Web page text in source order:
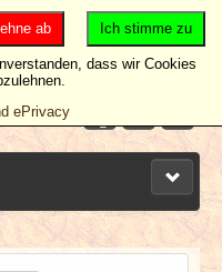
Ich stimme zu
ab
dass wir Cookies
ePrivacy